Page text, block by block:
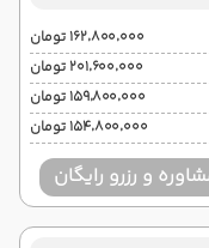
۱۶۲٬۸۰۰٬۰۰۰ تومان
۲۰۱٬۶۰۰٬۰۰۰ تومان
۱۵۹٬۸۰۰٬۰۰۰ تومان
۱۵۴٬۸۰۰٬۰۰۰ تومان
و رزرو رایگان